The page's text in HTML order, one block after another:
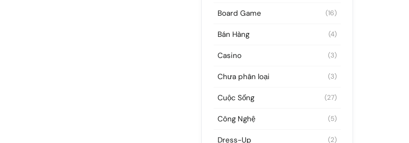
Board Game (16)
Bán Hàng (4)
Casino (3)
Chưa phân loại (3)
Cuộc Sống (27)
Công Nghệ (5)
Dress-Up (2)